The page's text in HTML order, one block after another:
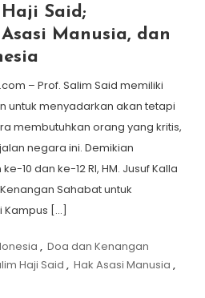
Said;
Manusia, dan
– Prof. Salim Said memiliki
untuk menyadarkan akan tetapi
membutuhkan orang yang kritis,
negara ini. Demikian
10 dan ke-12 RI, HM. Jusuf Kalla
Sahabat untuk
Kampus […]
, Doa dan Kenangan
Haji Said , Hak Asasi Manusia ,